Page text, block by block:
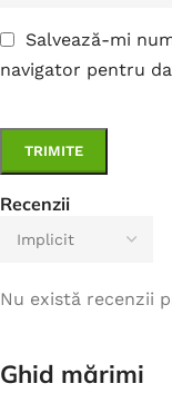
Recenzii
Nu există recenzii
Salvează-mi
navigator pentru
Ghid mărimi